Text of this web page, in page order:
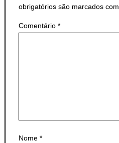
obrigatórios são marcados com
Comentário *
Nome *